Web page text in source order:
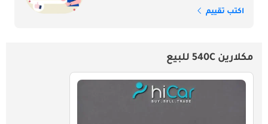
اكتب تقييم
مكلارين 540C للبيع